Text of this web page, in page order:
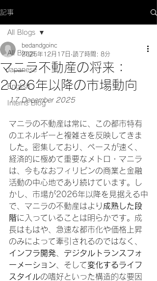
記事
All Blogs
Japanese
English
Interns Blog
All Blogs
マニラ不動産の将来：
2026年以降の市場動向
bedandgoinc
2025年12月17日 読了時間: 8分
17 December 2025
マニラの不動産は常に、この都市特有
のエネルギーと複雑さを反映してきま
した。密集しており、ペースが速く、
経済的に極めて重要なメトロ・マニラ
は、今もなおフィリピンの商業と金融
活動の中心地であり続けています。し
かし、市場が2026年以降を見据える中
で、マニラの不動産はより 成熟した段
階に入っていることは明らかです。成
長はもはや、急速な都市化や価格上昇
のみによって牽引されるのではなく、
インフラ開発
デジタルトランスフォ
ーメーション 、そして変化するライフ
スタイルの嗜好といった構造的な要因